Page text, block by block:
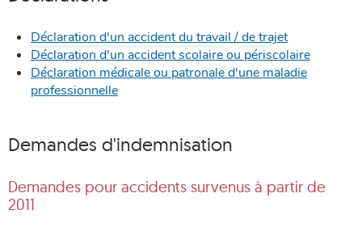
Déclaration d'un accident du travail / de trajet
Déclaration d'un accident scolaire ou périscolaire
Déclaration médicale ou patronale d'une maladie
professionnelle
Demandes d'indemnisation
Demandes pour accidents survenus à partir de
2011